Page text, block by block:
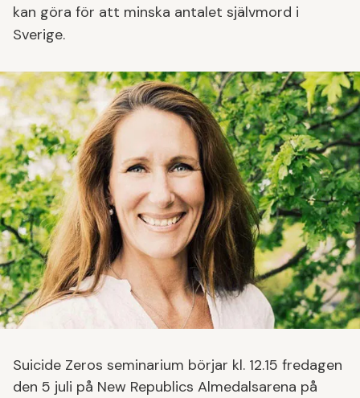
kan göra för att minska antalet självmord i
Sverige.
Suicide Zeros seminarium börjar kl. 12.15 fredagen
den 5 juli på New Republics Almedalsarena på